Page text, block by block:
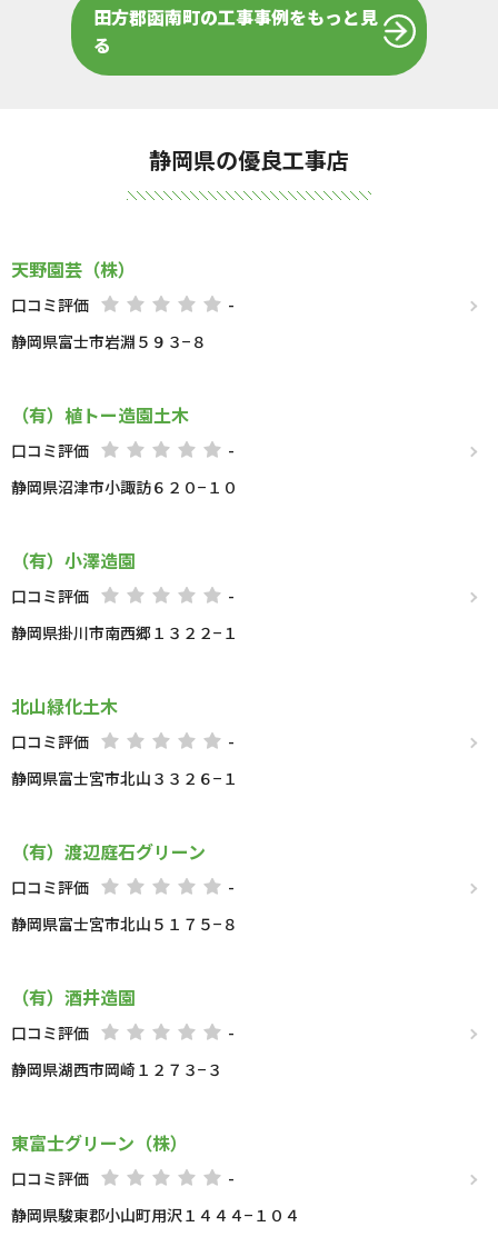
田方郡函南町の工事事例をもっと見
る
静岡県の優良工事店
天野園芸（株）
口コミ評価
-
静岡県富士市岩淵５９３−８
（有）植トー造園土木
口コミ評価
-
静岡県沼津市小諏訪６２０−１０
（有）小澤造園
口コミ評価
-
静岡県掛川市南西郷１３２２−１
北山緑化土木
口コミ評価
-
静岡県富士宮市北山３３２６−１
（有）渡辺庭石グリーン
口コミ評価
-
静岡県富士宮市北山５１７５−８
（有）酒井造園
口コミ評価
-
静岡県湖西市岡崎１２７３−３
東富士グリーン（株）
口コミ評価
-
静岡県駿東郡小山町用沢１４４４−１０４